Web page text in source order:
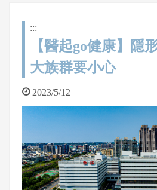
:::
【醫起go健康】隱
大族群要小心
2023/5/12